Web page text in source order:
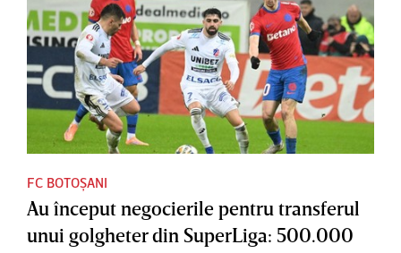
FC BOTOȘANI
Au început negocierile pentru transferul
unui golgheter din SuperLiga: 500.000